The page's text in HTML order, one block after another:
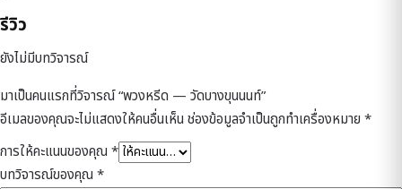
รีวิว
ยังไม่มีบทวิจารณ์
มาเป็นคนแรกที่วิจารณ์ “พวงหรีด — วัดบางขุนนนท์”
อีเมลของคุณจะไม่แสดงให้คนอื่นเห็น ช่องข้อมูลจำเป็นถูกทำเครื่องหมาย *
การให้คะแนนของคุณ *
บทวิจารณ์ของคุณ *